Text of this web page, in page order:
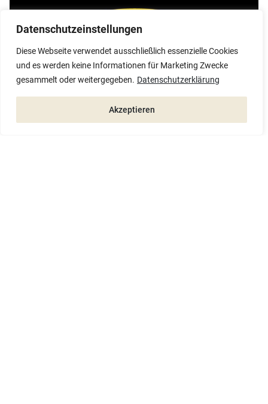
Datenschutzeinstellungen
Diese Webseite verwendet ausschließlich essenzielle Cookies
und es werden keine Informationen für Marketing Zwecke
gesammelt oder weitergegeben. Datenschutzerklärung
Akzeptieren